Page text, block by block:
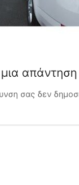
απάντηση
σας δεν